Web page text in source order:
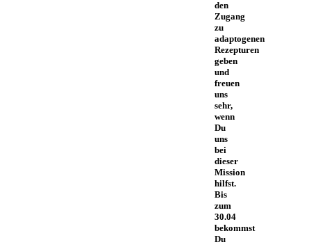
den
Zugang
zu
adaptogenen
Rezepturen
geben
und
freuen
uns
sehr,
wenn
Du
uns
bei
dieser
Mission
hilfst.
Bis
zum
30.04
bekommst
Du